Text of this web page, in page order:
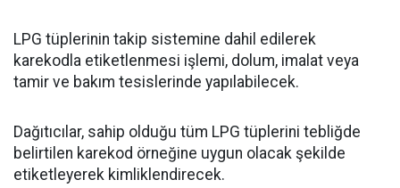
LPG tüplerinin takip sistemine dahil edilerek
karekodla etiketlenmesi işlemi, dolum, imalat veya
tamir ve bakım tesislerinde yapılabilecek.
Dağıtıcılar, sahip olduğu tüm LPG tüplerini tebliğde
belirtilen karekod örneğine uygun olacak şekilde
etiketleyerek kimliklendirecek.